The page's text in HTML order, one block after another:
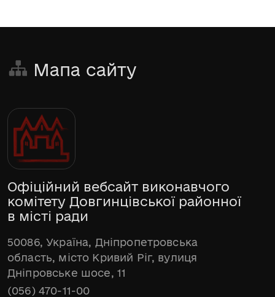
Мапа сайту
Офіційний вебсайт виконавчого
комітету Довгинцівської районної
в місті ради
50086, Україна, Дніпропетровська
область, місто Кривий Ріг, вулиця
Дніпровське шосе, 11
(056) 470-11-00